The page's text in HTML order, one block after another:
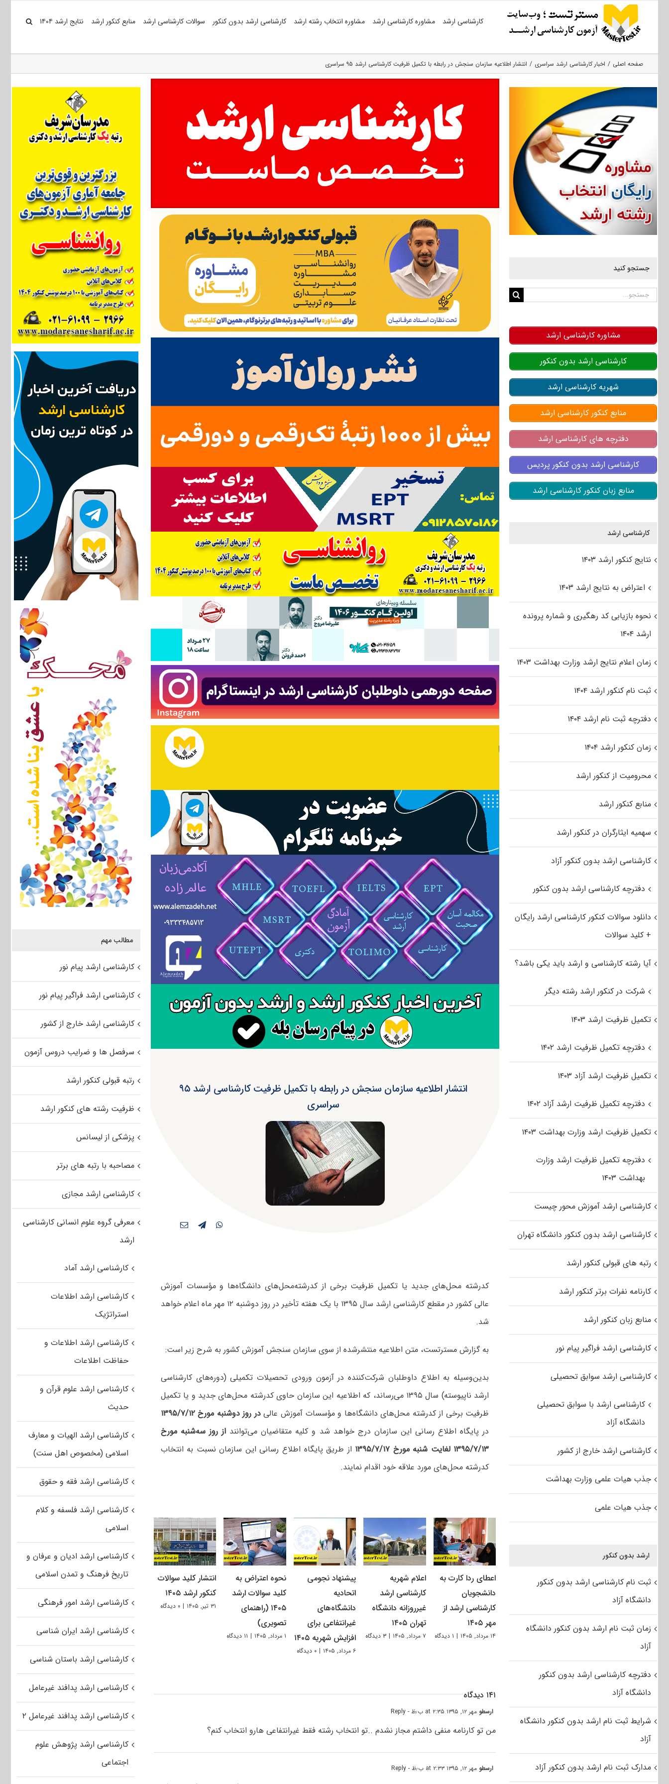
کارشناسی ارشد مشاوره کارشناسی ارشد مشاوره انتخاب رشته ارشد کارشناسی ارشد بدون کنکور سوالات کارشناسی ارشد منابع کنکور ارشد نتایج ارشد ۱۴۰۴
صفحه اصلی اخبار کارشناسی ارشد سراسری انتشار اطلاعیه سازمان سنجش در رابطه با تکمیل ظرفیت کارشناسی ارشد ۹۵ سراسری
انتشار اطلاعیه سازمان سنجش در رابطه با تکمیل ظرفیت کارشناسی ارشد ۹۵
سراسری
کدرشته محل‌های جدید یا تکمیل ظرفیت برخی از کدرشته‌محل‌های دانشگاه‌ها و مؤسسات‌ آموزش‌
عالی کشور در مقطع کارشناسی ارشد سال ۱۳۹۵ با یک هفته تأخیر در روز دوشنبه ۱۲ مهر ماه اعلام خواهد
شد.
به گزارش مسترتست، متن اطلاعیه منتشرشده از سوی سازمان سنجش آموزش کشور به شرح زیر است:
بدین‌وسیله‌ به ‌اطلاع‌ داوطلبان‌ شرکت‌کننده در آزمون‌ ورودی‌ تحصیلات‌ تکمیلی‌ (دوره‌های‌ کارشناسی‌
ارشد ناپیوسته‌) سال ۱۳۹۵ می‌رساند، که اطلاعیه این سازمان حاوی کدرشته محل‌های جدید و یا تکمیل
ظرفیت برخی از کدرشته محل‌های دانشگاه‌ها و مؤسسات‌ آموزش‌ عالیدر روز دو‌شنبه مورخ ۱۳۹۵/۷/۱۲
در پایگاه اطلاع رسانی این سازمان درج خواهد شد و کلیه متقاضیان می‌توانند از روز سه‌شنبه مورخ
۱۳۹۵/۷/۱۳ لغایت شنبه مورخ ۱۳۹۵/۷/۱۷
از طریق پایگاه اطلاع رسانی این سازمان نسبت به انتخاب
کدرشته محل‌های مورد علاقه خود اقدام نمایند.
اعطای ردا کارت به
دانشجویان
کارشناسی ارشد از
مهر ۱۴۰۵
۱۴ مرداد, ۱۴۰۵ | ۱ دیدگاه
اعلام شهریه
کارشناسی ارشد
غیرروزانه دانشگاه
تهران ۱۴۰۵
۷ مرداد, ۱۴۰۵ | ۳ دیدگاه
پیشنهاد نجومی
اتحادیه
دانشگاه‌های
غیرانتفاعی برای
افزایش شهریه ۱۴۰۵
۶ مرداد, ۱۴۰۵ | ۰ دیدگاه
نحوه اعتراض به
کلید سوالات ارشد
۱۴۰۵ (راهنمای
تصویری)
۱ مرداد, ۱۴۰۵ | ۱۱ دیدگاه
انتشار کلید سوالات
کنکور ارشد ۱۴۰۵
۳۱ تیر, ۱۴۰۵ | ۰ دیدگاه
۱۴۱ دیدگاه
ارسطو مهر ۱۲, ۱۳۹۵ at ۲:۳۵ ب٫ظ - Reply
من تو کارنامه منفی داشتم مجاز نشدم ..تو انتخاب رشته فقط غیرانتفاعی هارو انتخاب کنم؟
ارسطو مهر ۱۲, ۱۳۹۵ at ۲:۳۳ ب٫ظ - Reply
مطالب مهم
کارشناسی ارشد پیام نور
کارشناسی ارشد فراگیر پیام نور
کارشناسی ارشد خارج از کشور
سرفصل ها و ضرایب دروس آزمون
رتبه قبولی کنکور ارشد
ظرفیت رشته های کنکور ارشد
پزشکی از لیسانس
مصاحبه با رتبه های برتر
کارشناسی ارشد مجازی
معرفی گروه علوم انسانی کارشناسی
ارشد
کارشناسی ارشد آماد
کارشناسی ارشد اطلاعات
استراتژیک
کارشناسی ارشد اطلاعات و
حفاظت اطلاعات
کارشناسی ارشد علوم قرآن و
حدیث
کارشناسی ارشد الهیات و معارف
اسلامی (مخصوص اهل سنت)
کارشناسی ارشد فقه و حقوق
کارشناسی ارشد فلسفه و کلام
اسلامی
کارشناسی ارشد ادیان و عرفان و
تاریخ فرهنگ و تمدن اسلامی
کارشناسی ارشد امور فرهنگی
کارشناسی ارشد ایران شناسی
کارشناسی ارشد باستان شناسی
کارشناسی ارشد پدافند غیرعامل
کارشناسی ارشد پدافند غیرعامل ۲
کارشناسی ارشد پژوهش علوم
اجتماعی
جستجو کنید
جستجو
مشاوره کارشناسی ارشد
کارشناسی ارشد بدون کنکور
شهریه کارشناسی ارشد
منابع کنکور کارشناسی ارشد
دفترچه های کارشناسی ارشد
کارشناسی ارشد بدون کنکور پردیس
منابع زبان کنکور کارشناسی ارشد
کارشناسی ارشد
نتایج کنکور ارشد ۱۴۰۳
اعتراض به نتایج ارشد ۱۴۰۳
نحوه بازیابی کد رهگیری و شماره پرونده
ارشد ۱۴۰۴
زمان اعلام نتایج ارشد وزارت بهداشت ۱۴۰۳
ثبت نام کنکور ارشد ۱۴۰۴
دفترچه ثبت نام ارشد ۱۴۰۴
زمان کنکور ارشد ۱۴۰۴
محرومیت از کنکور ارشد
منابع کنکور ارشد
سهمیه ایثارگران در کنکور ارشد
کارشناسی ارشد بدون کنکور آزاد
دفترچه کارشناسی ارشد بدون کنکور
دانلود سوالات کنکور کارشناسی ارشد رایگان
+ کلید سوالات
آیا رشته کارشناسی و ارشد باید یکی باشد؟
شرکت در کنکور ارشد رشته دیگر
تکمیل ظرفیت ارشد ۱۴۰۳
دفترچه تکمیل ظرفیت ارشد ۱۴۰۲
تکمیل ظرفیت ارشد آزاد ۱۴۰۳
دفترچه تکمیل ظرفیت ارشد آزاد ۱۴۰۲
تکمیل ظرفیت ارشد وزارت بهداشت ۱۴۰۳
دفترچه تکمیل ظرفیت ارشد وزارت
بهداشت ۱۴۰۳
کارشناسی ارشد آموزش محور چیست
کارشناسی ارشد بدون کنکور دانشگاه تهران
رتبه های قبولی کنکور ارشد
کارنامه نفرات برتر کنکور ارشد
منابع زبان کنکور ارشد
کارشناسی ارشد فراگیر پیام نور
کارشناسی ارشد سوابق تحصیلی
کارشناسی ارشد با سوابق تحصیلی
دانشگاه آزاد
کارشناسی ارشد خارج از کشور
جذب هیات علمی وزارت بهداشت
جذب هیات علمی
ارشد بدون کنکور
ثبت نام کارشناسی ارشد بدون کنکور
دانشگاه آزاد
زمان ثبت نام ارشد بدون کنکور دانشگاه
آزاد
دفترچه کارشناسی ارشد بدون کنکور
دانشگاه آزاد
شرایط ثبت نام ارشد بدون کنکور دانشگاه
آزاد
مدارک ثبت نام ارشد بدون کنکور آزاد